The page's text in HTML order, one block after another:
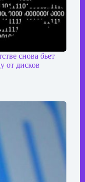
снова бьет
от дисков